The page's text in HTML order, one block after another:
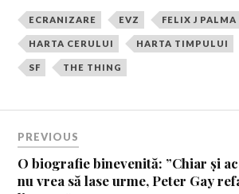
ECRANIZARE EVZ FELIX J PALMA
HARTA CERULUI HARTA TIMPULUI
SF THE THING
PREVIOUS
O biografie binevenită: ”Chiar și
nu vrea să lase urme, Peter Gay